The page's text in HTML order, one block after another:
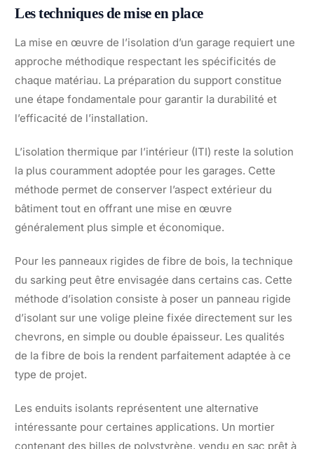
Les techniques de mise en place
La mise en œuvre de l’isolation d’un garage requiert une
approche méthodique respectant les spécificités de
chaque matériau. La préparation du support constitue
une étape fondamentale pour garantir la durabilité et
l’efficacité de l’installation.
L’isolation thermique par l’intérieur (ITI) reste la solution
la plus couramment adoptée pour les garages. Cette
méthode permet de conserver l’aspect extérieur du
bâtiment tout en offrant une mise en œuvre
généralement plus simple et économique.
Pour les panneaux rigides de fibre de bois, la technique
du sarking peut être envisagée dans certains cas. Cette
méthode d’isolation consiste à poser un panneau rigide
d’isolant sur une volige pleine fixée directement sur les
chevrons, en simple ou double épaisseur. Les qualités
de la fibre de bois la rendent parfaitement adaptée à ce
type de projet.
Les enduits isolants représentent une alternative
intéressante pour certaines applications. Un mortier
contenant des billes de polystyrène, vendu en sac prêt à